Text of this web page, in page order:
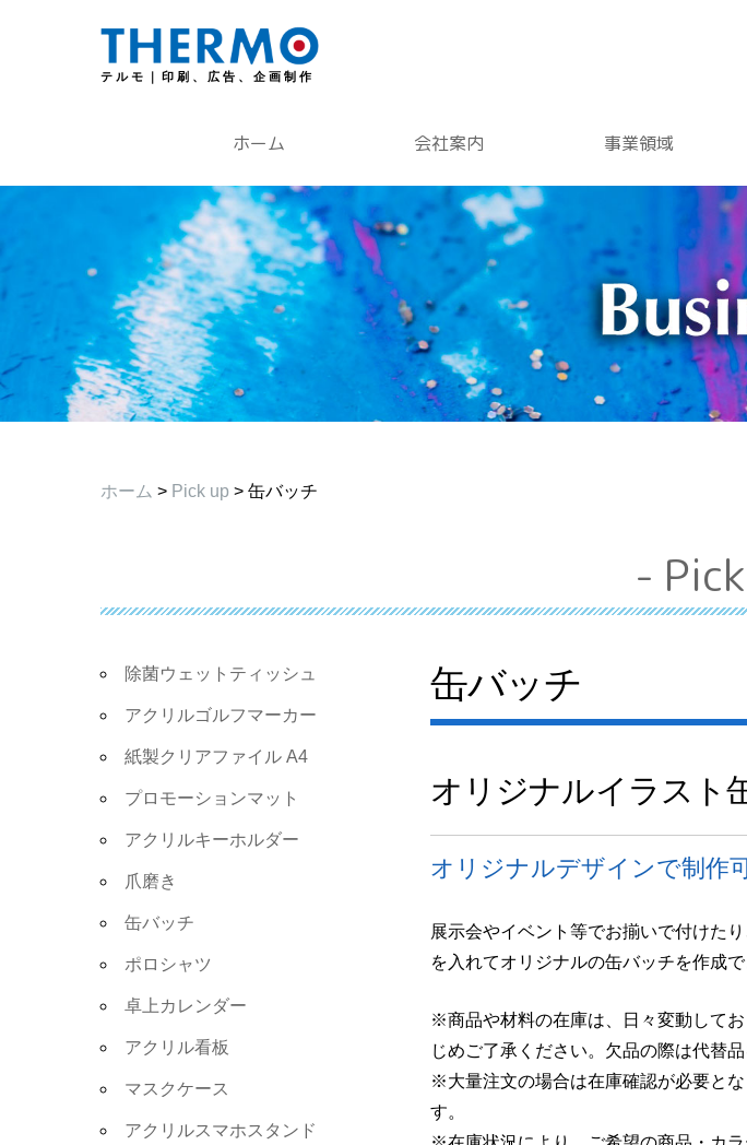
テルモ｜印刷、広告、企画制作
ホーム 会社案内 事業領域
ホーム > Pick up > 缶バッチ
-
除菌ウェットティッシュ
アクリルゴルフマーカー
紙製クリアファイル A4
プロモーションマット
アクリルキーホルダー
爪磨き
缶バッチ
ポロシャツ
卓上カレンダー
アクリル看板
マスクケース
アクリルスマホスタンド
缶バッチ
オリジナルイラスト
オリジナルデザインで制作
展示会やイベント等でお揃いで付けた
を入れてオリジナルの缶バッチを作成で
※商品や材料の在庫は、日々変動して
じめご了承ください。欠品の際は代替
※大量注文の場合は在庫確認が必要と
す。